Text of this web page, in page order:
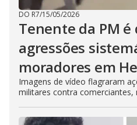
DO R7/15/05/2026
Tenente da PM
agressões
moradores em
Imagens de vídeo flagraram
militares contra comerciantes,